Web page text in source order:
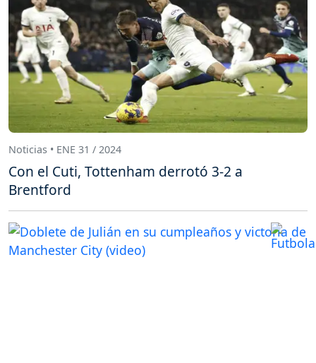
Noticias • ENE 31 / 2024
Con el Cuti, Tottenham derrotó 3-2 a
Brentford